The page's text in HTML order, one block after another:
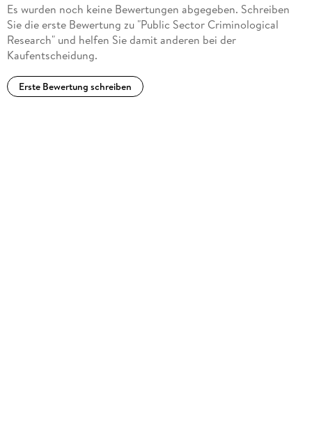
Es wurden noch keine Bewertungen abgegeben. Schreiben
Sie die erste Bewertung zu "Public Sector Criminological
Research" und helfen Sie damit anderen bei der
Kaufentscheidung.
Erste Bewertung schreiben